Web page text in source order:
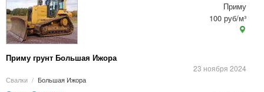
Приму грунт Большая Ижора
23 ноября 2024
Свалки / Большая Ижора
Приму
100 руб/м³